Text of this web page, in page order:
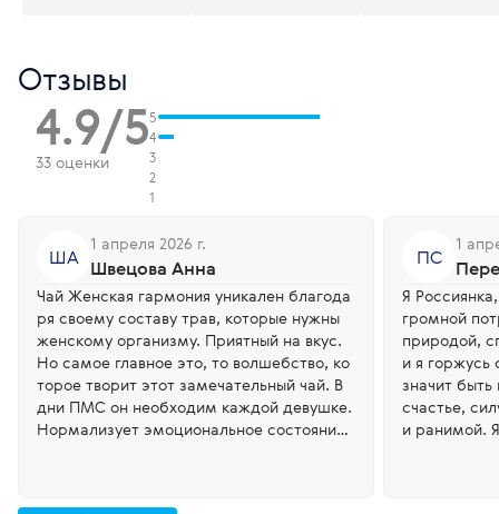
Отзывы
4.9/5
33 оценки
5
4
3
2
1
ША
1 апреля 2026 г.
Швецова Анна
Чай Женская гармония уникален благода
ря своему составу трав, которые нужны
женскому организму. Приятный на вкус.
Но самое главное это, то волшебство, ко
торое творит этот замечательный чай. В
дни ПМС он необходим каждой девушке.
Нормализует эмоциональное состояние,
ПС
1
Я
громной
природой,
и я горжусь
значит быть красивой, Притягивать удачу,
счастье,
и ранимой.